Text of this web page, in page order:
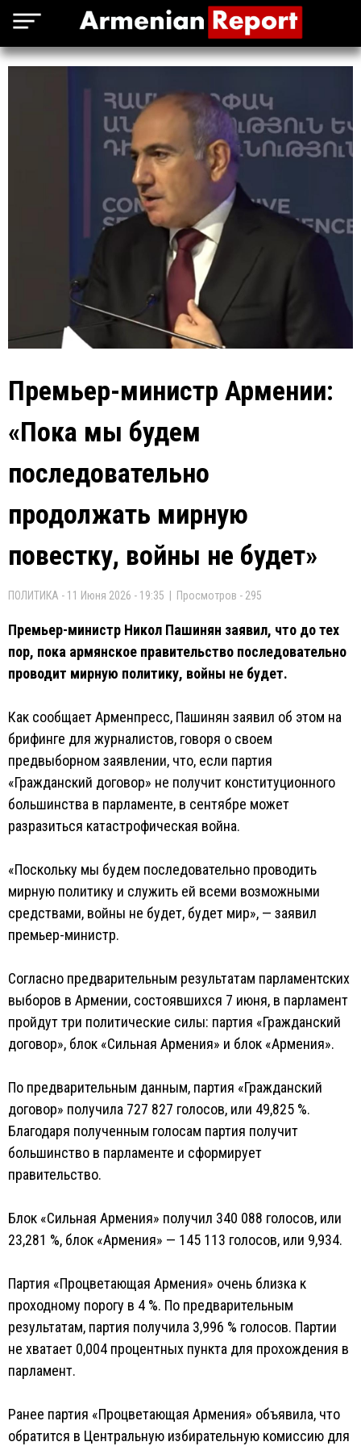
Премьер-министр Армении:
«Пока мы будем
последовательно
продолжать мирную
повестку, войны не будет»
ПОЛИТИКА - 11 Июня 2026 - 19:35 | Просмотров - 295
Премьер-министр Никол Пашинян заявил, что до тех
пор, пока армянское правительство последовательно
проводит мирную политику, войны не будет.
Как сообщает Арменпресс, Пашинян заявил об этом на
брифинге для журналистов, говоря о своем
предвыборном заявлении, что, если партия
«Гражданский договор» не получит конституционного
большинства в парламенте, в сентябре может
разразиться катастрофическая война.
«Поскольку мы будем последовательно проводить
мирную политику и служить ей всеми возможными
средствами, войны не будет, будет мир», — заявил
премьер-министр.
Согласно предварительным результатам парламентских
выборов в Армении, состоявшихся 7 июня, в парламент
пройдут три политические силы: партия «Гражданский
договор», блок «Сильная Армения» и блок «Армения».
По предварительным данным, партия «Гражданский
договор» получила 727 827 голосов, или 49,825 %.
Благодаря полученным голосам партия получит
большинство в парламенте и сформирует
правительство.
Блок «Сильная Армения» получил 340 088 голосов, или
23,281 %, блок «Армения» — 145 113 голосов, или 9,934.
Партия «Процветающая Армения» очень близка к
проходному порогу в 4 %. По предварительным
результатам, партия получила 3,996 % голосов. Партии
не хватает 0,004 процентных пункта для прохождения в
парламент.
Ранее партия «Процветающая Армения» объявила, что
обратится в Центральную избирательную комиссию для